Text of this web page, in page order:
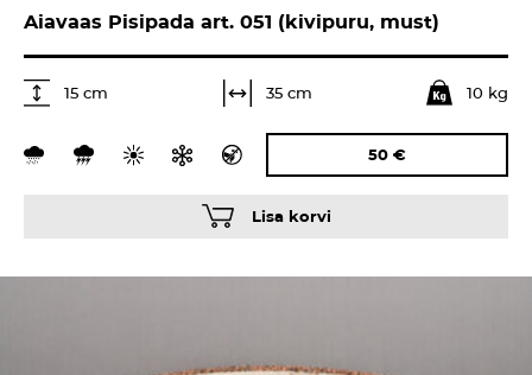
Aiavaas Pisipada art. 051 (kivipuru, must)
15 cm 35 cm 10 kg
50 €
Lisa korvi